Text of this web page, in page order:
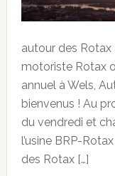
autour des
motoriste Rotax
annuel à Wels,
bienvenus ! Au
du vendredi et
l’usine BRP-
des Rotax […]